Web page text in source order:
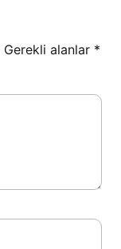
Gerekli alanlar *